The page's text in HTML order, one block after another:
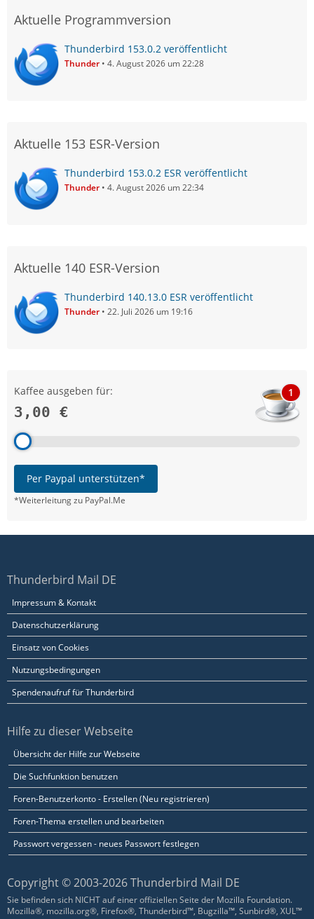
Aktuelle Programmversion
Thunderbird 153.0.2 veröffentlicht
Thunder 4. August 2026 um 22:28
Aktuelle 153 ESR-Version
Thunderbird 153.0.2 ESR veröffentlicht
Thunder 4. August 2026 um 22:34
Aktuelle 140 ESR-Version
Thunderbird 140.13.0 ESR veröffentlicht
Thunder 22. Juli 2026 um 19:16
Kaffee ausgeben für:
3,00 €
1
Per Paypal unterstützen*
*Weiterleitung zu PayPal.Me
Thunderbird Mail DE
Impressum & Kontakt
Datenschutzerklärung
Einsatz von Cookies
Nutzungsbedingungen
Spendenaufruf für Thunderbird
Hilfe zu dieser Webseite
Übersicht der Hilfe zur Webseite
Die Suchfunktion benutzen
Foren-Benutzerkonto - Erstellen (Neu registrieren)
Foren-Thema erstellen und bearbeiten
Passwort vergessen - neues Passwort festlegen
Copyright © 2003-2026 Thunderbird Mail DE
Sie befinden sich NICHT auf einer offiziellen Seite der Mozilla Foundation.
Mozilla®, mozilla.org®, Firefox®, Thunderbird™, Bugzilla™, Sunbird®, XUL™